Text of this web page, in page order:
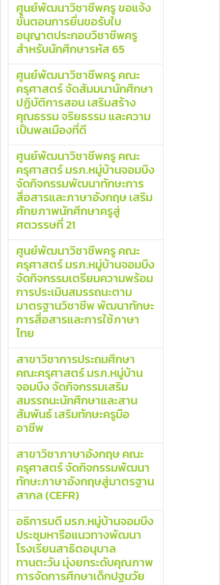
ศูนย์พัฒนาวิชาชีพครู ขอแจ้ง
ขั้นตอนการยื่นขอรับใบ
อนุญาตประกอบวิชาชีพครู
สำหรับนักศึกษารหัส 65
ศูนย์พัฒนาวิชาชีพครู คณะ
ครุศาสตร์ จัดสัมมนานักศึกษา
ปฏิบัติการสอน เสริมสร้าง
คุณธรรม จริยธรรม และความ
เป็นพลเมืองที่ดี
ศูนย์พัฒนาวิชาชีพครู คณะ
ครุศาสตร์ มรภ.หมู่บ้านจอมบึง
จัดกิจกรรมพัฒนาทักษะการ
สื่อสารและภาษาอังกฤษ เสริม
ศักยภาพนักศึกษาครูสู่
ศตวรรษที่ 21
ศูนย์พัฒนาวิชาชีพครู คณะ
ครุศาสตร์ มรภ.หมู่บ้านจอมบึง
จัดกิจกรรมเตรียมความพร้อม
การประเมินสมรรถนะตาม
มาตรฐานวิชาชีพ พัฒนาทักษะ
การสื่อสารและการใช้ภาษา
ไทย
สาขาวิชาการประถมศึกษา
คณะครุศาสตร์ มรภ.หมู่บ้าน
จอมบึง จัดกิจกรรมเสริม
สมรรถนะนักศึกษาและสาน
สัมพันธ์ เสริมทักษะครูมือ
อาชีพ
สาขาวิชาภาษาอังกฤษ คณะ
ครุศาสตร์ จัดกิจกรรมพัฒนา
ทักษะภาษาอังกฤษสู่มาตรฐาน
สากล (CEFR)
อธิการบดี มรภ.หมู่บ้านจอมบึง
ประชุมหารือแนวทางพัฒนา
โรงเรียนสาธิตอนุบาล
ทานตะวัน มุ่งยกระดับคุณภาพ
การจัดการศึกษาเด็กปฐมวัย